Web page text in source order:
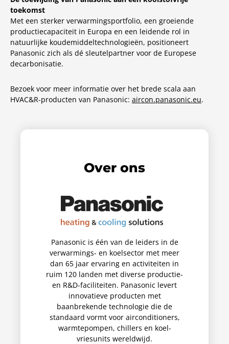
toekomst
Met een sterker verwarmingsportfolio, een groeiende
productiecapaciteit in Europa en een leidende rol in
natuurlijke koudemiddeltechnologieën, positioneert
Panasonic zich als dé sleutelpartner voor de Europese
decarbonisatie.
Bezoek voor meer informatie over het brede scala aan
HVAC&R-producten van Panasonic: aircon.panasonic.eu.
Over ons
Panasonic is één van de leiders in de
verwarmings- en koelsector met meer
dan 65 jaar ervaring en activiteiten in
ruim 120 landen met diverse productie-
en R&D-faciliteiten. Panasonic levert
innovatieve producten met
baanbrekende technologie die de
standaard vormt voor airconditioners,
warmtepompen, chillers en koel-
vriesunits wereldwijd.